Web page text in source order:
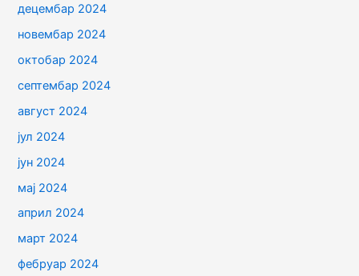
децембар 2024
новембар 2024
октобар 2024
септембар 2024
август 2024
јул 2024
јун 2024
мај 2024
април 2024
март 2024
фебруар 2024